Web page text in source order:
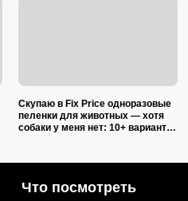
Скупаю в Fix Price одноразовые
пеленки для животных — хотя
собаки у меня нет: 10+ вариантов
Что посмотреть